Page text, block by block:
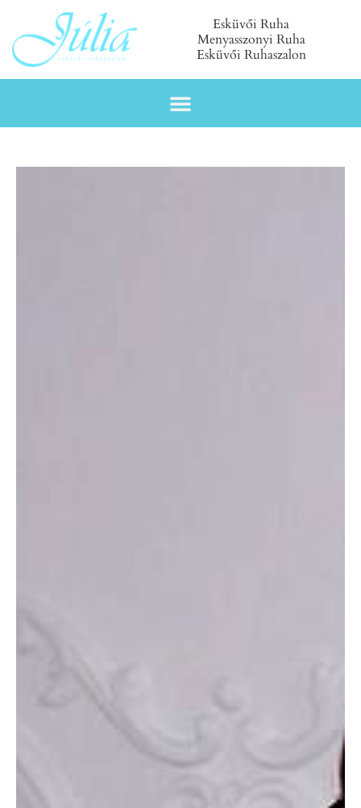
Esküvői Ruha
Menyasszonyi Ruha
Esküvői Ruhaszalon